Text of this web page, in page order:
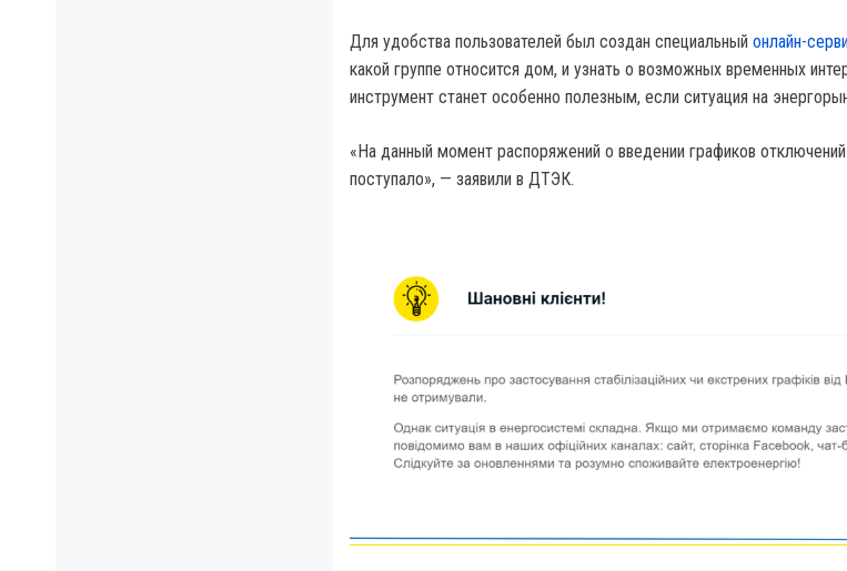
Для удобства пользователей был создан специальный онлайн-
какой группе относится дом, и узнать о возможных временных
инструмент станет особенно полезным, если ситуация на
«На данный момент распоряжений о введении графиков
поступало», — заявили в ДТЭК.